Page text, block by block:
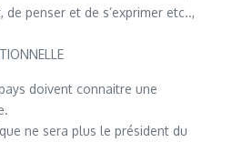
penser et de s’exprimer etc..,
doivent connaitre une
ne sera plus le président du